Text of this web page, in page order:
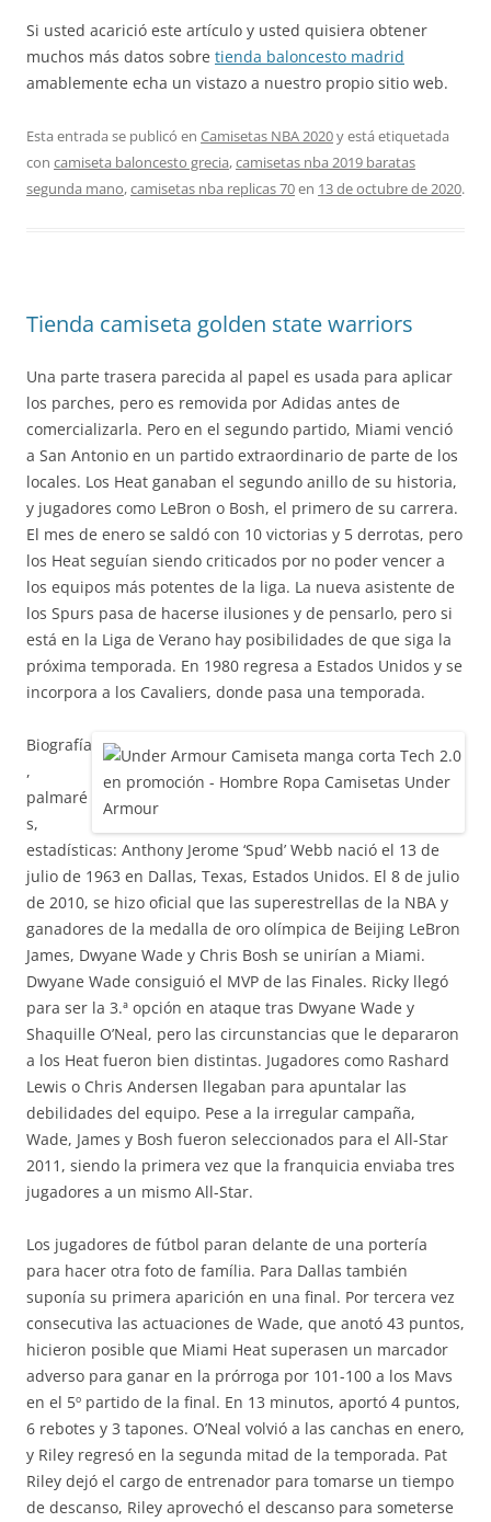
Si usted acarició este artículo y usted quisiera obtener
muchos más datos sobre tienda baloncesto madrid
amablemente echa un vistazo a nuestro propio sitio web.
Esta entrada se publicó en Camisetas NBA 2020y está etiquetada
con camiseta baloncesto grecia,camisetas nba 2019 baratas
segunda mano,camisetas nba replicas 70en 13 de octubre de 2020.
Tienda camiseta golden state warriors
Una parte trasera parecida al papel es usada para aplicar
los parches, pero es removida por Adidas antes de
comercializarla. Pero en el segundo partido, Miami venció
a San Antonio en un partido extraordinario de parte de los
locales. Los Heat ganaban el segundo anillo de su historia,
y jugadores como LeBron o Bosh, el primero de su carrera.
El mes de enero se saldó con 10 victorias y 5 derrotas, pero
los Heat seguían siendo criticados por no poder vencer a
los equipos más potentes de la liga. La nueva asistente de
los Spurs pasa de hacerse ilusiones y de pensarlo, pero si
está en la Liga de Verano hay posibilidades de que siga la
próxima temporada. En 1980 regresa a Estados Unidos y se
incorpora a los Cavaliers, donde pasa una temporada.
Biografía
,
palmaré
s,
estadísticas: Anthony Jerome ‘Spud’ Webb nació el 13 de
julio de 1963 en Dallas, Texas, Estados Unidos. El 8 de julio
de 2010, se hizo oficial que las superestrellas de la NBA y
ganadores de la medalla de oro olímpica de Beijing LeBron
James, Dwyane Wade y Chris Bosh se unirían a Miami.
Dwyane Wade consiguió el MVP de las Finales. Ricky llegó
para ser la 3.ª opción en ataque tras Dwyane Wade y
Shaquille O’Neal, pero las circunstancias que le depararon
a los Heat fueron bien distintas. Jugadores como Rashard
Lewis o Chris Andersen llegaban para apuntalar las
debilidades del equipo. Pese a la irregular campaña,
Wade, James y Bosh fueron seleccionados para el All-Star
2011, siendo la primera vez que la franquicia enviaba tres
jugadores a un mismo All-Star.
Los jugadores de fútbol paran delante de una portería
para hacer otra foto de família. Para Dallas también
suponía su primera aparición en una final. Por tercera vez
consecutiva las actuaciones de Wade, que anotó 43 puntos,
hicieron posible que Miami Heat superasen un marcador
adverso para ganar en la prórroga por 101-100 a los Mavs
en el 5º partido de la final. En 13 minutos, aportó 4 puntos,
6 rebotes y 3 tapones. O’Neal volvió a las canchas en enero,
y Riley regresó en la segunda mitad de la temporada. Pat
Riley dejó el cargo de entrenador para tomarse un tiempo
de descanso, Riley aprovechó el descanso para someterse